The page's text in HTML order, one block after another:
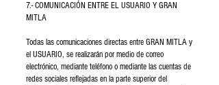
7.- COMUNICACIÓN ENTRE EL USUARIO Y GRAN
MITLA
Todas las comunicaciones directas entre GRAN MITLA y
el USUARIO, se realizarán por medio de correo
electrónico, mediante teléfono o mediante las cuentas de
redes sociales reflejadas en la parte superior del